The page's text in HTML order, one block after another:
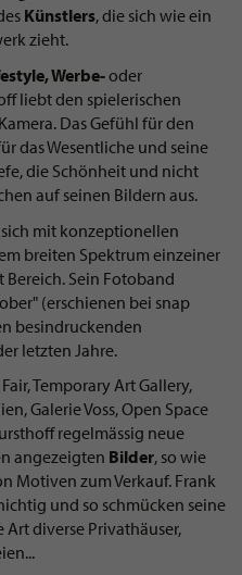
Künstlers, die sich wie ein
zieht.
Werbe-oder
liebt den spielerischen
Das Gefühl für den
das Wesentliche und seine
die Schönheit und nicht
auf seinen Bildern aus.
mit konzeptionellen
breiten Spektrum einzeiner
Sein Fotoband
(erschienen bei snap
besindruckenden
letzten Jahre.
Temporary Art Gallery,
Galerie Voss, Open Space
regelmässig neue
angezeigten Bilder, so wie
Motiven zum Verkauf. Frank
und so schmücken seine
diverse Privathäuser,